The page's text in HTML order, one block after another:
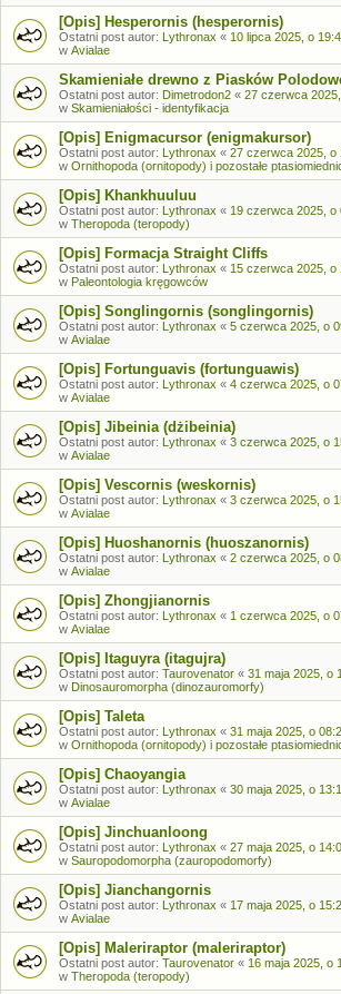
[Opis] Hesperornis (hesperornis)
Ostatni post autor: Lythronax « 10 lipca 2025, o
w Avialae
Skamieniałe drewno z Piasków
Ostatni post autor: Dimetrodon2 « 27 czerwca
w Skamieniałości - identyfikacja
[Opis] Enigmacursor (enigmakursor)
Ostatni post autor: Lythronax « 27 czerwca 2025, o
w Ornithopoda (ornitopody) i pozostałe
[Opis] Khankhuuluu
Ostatni post autor: Lythronax « 19 czerwca 2025, o
w Theropoda (teropody)
[Opis] Formacja Straight Cliffs
Ostatni post autor: Lythronax « 15 czerwca 2025, o
w Paleontologia kręgowców
[Opis] Songlingornis (songlingornis)
Ostatni post autor: Lythronax « 5 czerwca 2025, o
w Avialae
[Opis] Fortunguavis (fortunguawis)
Ostatni post autor: Lythronax « 4 czerwca 2025, o
w Avialae
[Opis] Jibeinia (dżibeinia)
Ostatni post autor: Lythronax « 3 czerwca 2025, o
w Avialae
[Opis] Vescornis (weskornis)
Ostatni post autor: Lythronax « 3 czerwca 2025, o
w Avialae
[Opis] Huoshanornis (huoszanornis)
Ostatni post autor: Lythronax « 2 czerwca 2025, o
w Avialae
[Opis] Zhongjianornis
Ostatni post autor: Lythronax « 1 czerwca 2025, o
w Avialae
[Opis] Itaguyra (itagujra)
Ostatni post autor: Taurovenator « 31 maja 2025, o
w Dinosauromorpha (dinozauromorfy)
[Opis] Taleta
Ostatni post autor: Lythronax « 31 maja 2025, o
w Ornithopoda (ornitopody) i pozostałe
[Opis] Chaoyangia
Ostatni post autor: Lythronax « 30 maja 2025, o
w Avialae
[Opis] Jinchuanloong
Ostatni post autor: Lythronax « 27 maja 2025, o
w Sauropodomorpha (zauropodomorfy)
[Opis] Jianchangornis
Ostatni post autor: Lythronax « 17 maja 2025, o
w Avialae
[Opis] Maleriraptor (maleriraptor)
Ostatni post autor: Taurovenator « 16 maja 2025, o
w Theropoda (teropody)